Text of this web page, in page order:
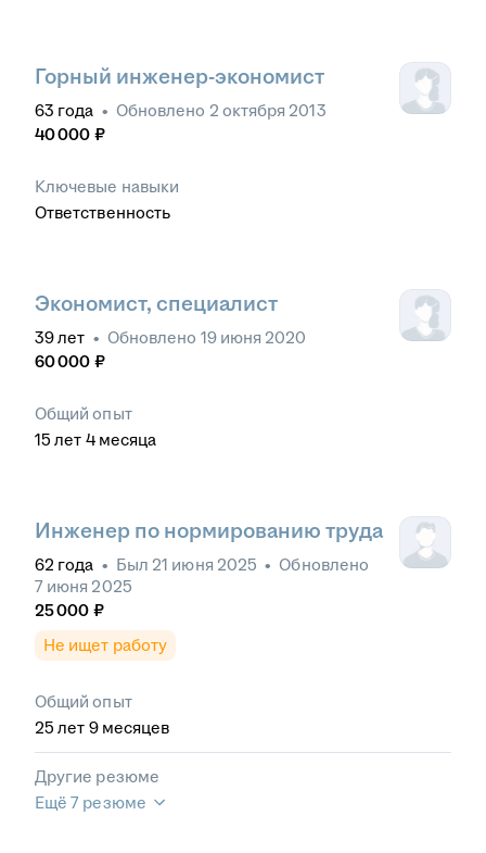
Горный инженер-экономист
63 года • Обновлено 2 октября 2013
40 000 ₽
Ключевые навыки
Ответственность
Экономист, специалист
39лет • Обновлено 19 июня 2020
60 000 ₽
Общий опыт
15 лет 4 месяца
Инженер по нормированию труда
62 года • Был 21 июня 2025 • Обновлено
7 июня 2025
25 000 ₽
Не ищет работу
Общий опыт
25 лет 9 месяцев
Другие резюме
Ещё 7 резюме